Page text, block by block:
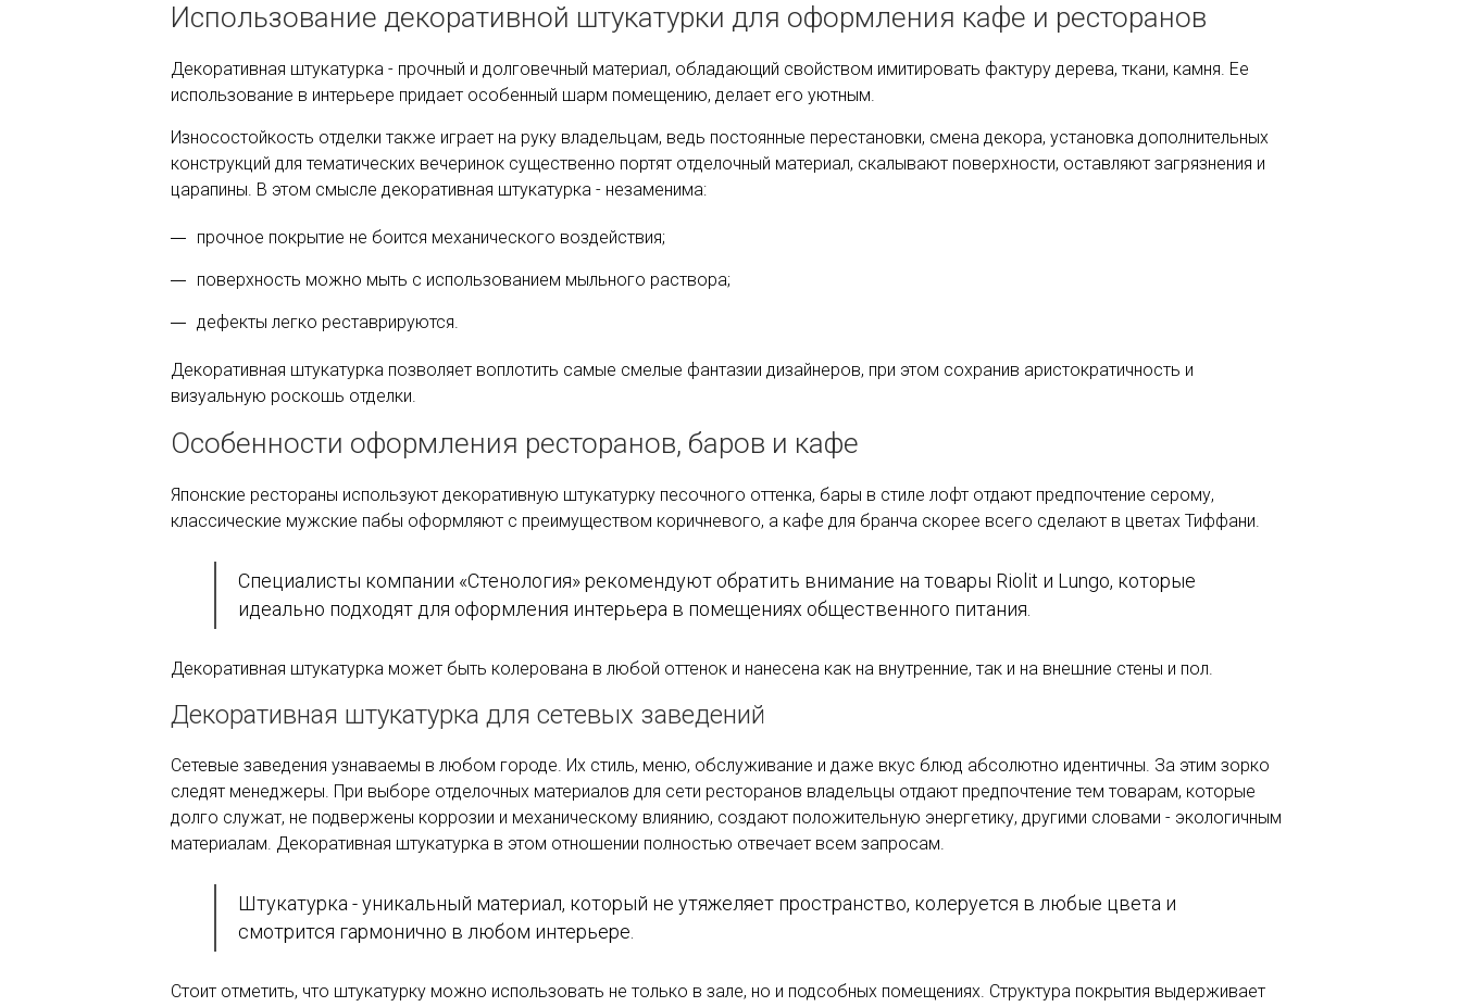
Использование декоративной штукатурки для оформления кафе и ресторанов
Декоративная штукатурка - прочный и долговечный материал, обладающий свойством имитировать фактуру дерева, ткани, камня. Ее
использование в интерьере придает особенный шарм помещению, делает его уютным.
Износостойкость отделки также играет на руку владельцам, ведь постоянные перестановки, смена декора, установка дополнительных
конструкций для тематических вечеринок существенно портят отделочный материал, скалывают поверхности, оставляют загрязнения и
царапины. В этом смысле декоративная штукатурка - незаменима:
прочное покрытие не боится механического воздействия;
поверхность можно мыть с использованием мыльного раствора;
дефекты легко реставрируются.
Декоративная штукатурка позволяет воплотить самые смелые фантазии дизайнеров, при этом сохранив аристократичность и
визуальную роскошь отделки.
Особенности оформления ресторанов, баров и кафе
Японские рестораны используют декоративную штукатурку песочного оттенка, бары в стиле лофт отдают предпочтение серому,
классические мужские пабы оформляют с преимуществом коричневого, а кафе для бранча скорее всего сделают в цветах Тиффани.
Специалисты компании «Стенология» рекомендуют обратить внимание на товары Riolit и Lungo, которые
идеально подходят для оформления интерьера в помещениях общественного питания.
Декоративная штукатурка может быть колерована в любой оттенок и нанесена как на внутренние, так и на внешние стены и пол.
Декоративная штукатурка для сетевых заведений
Сетевые заведения узнаваемы в любом городе. Их стиль, меню, обслуживание и даже вкус блюд абсолютно идентичны. За этим зорко
следят менеджеры. При выборе отделочных материалов для сети ресторанов владельцы отдают предпочтение тем товарам, которые
долго служат, не подвержены коррозии и механическому влиянию, создают положительную энергетику, другими словами - экологичным
материалам. Декоративная штукатурка в этом отношении полностью отвечает всем запросам.
Штукатурка - уникальный материал, который не утяжеляет пространство, колеруется в любые цвета и
смотрится гармонично в любом интерьере.
Стоит отметить, что штукатурку можно использовать не только в зале, но и подсобных помещениях. Структура покрытия выдерживает